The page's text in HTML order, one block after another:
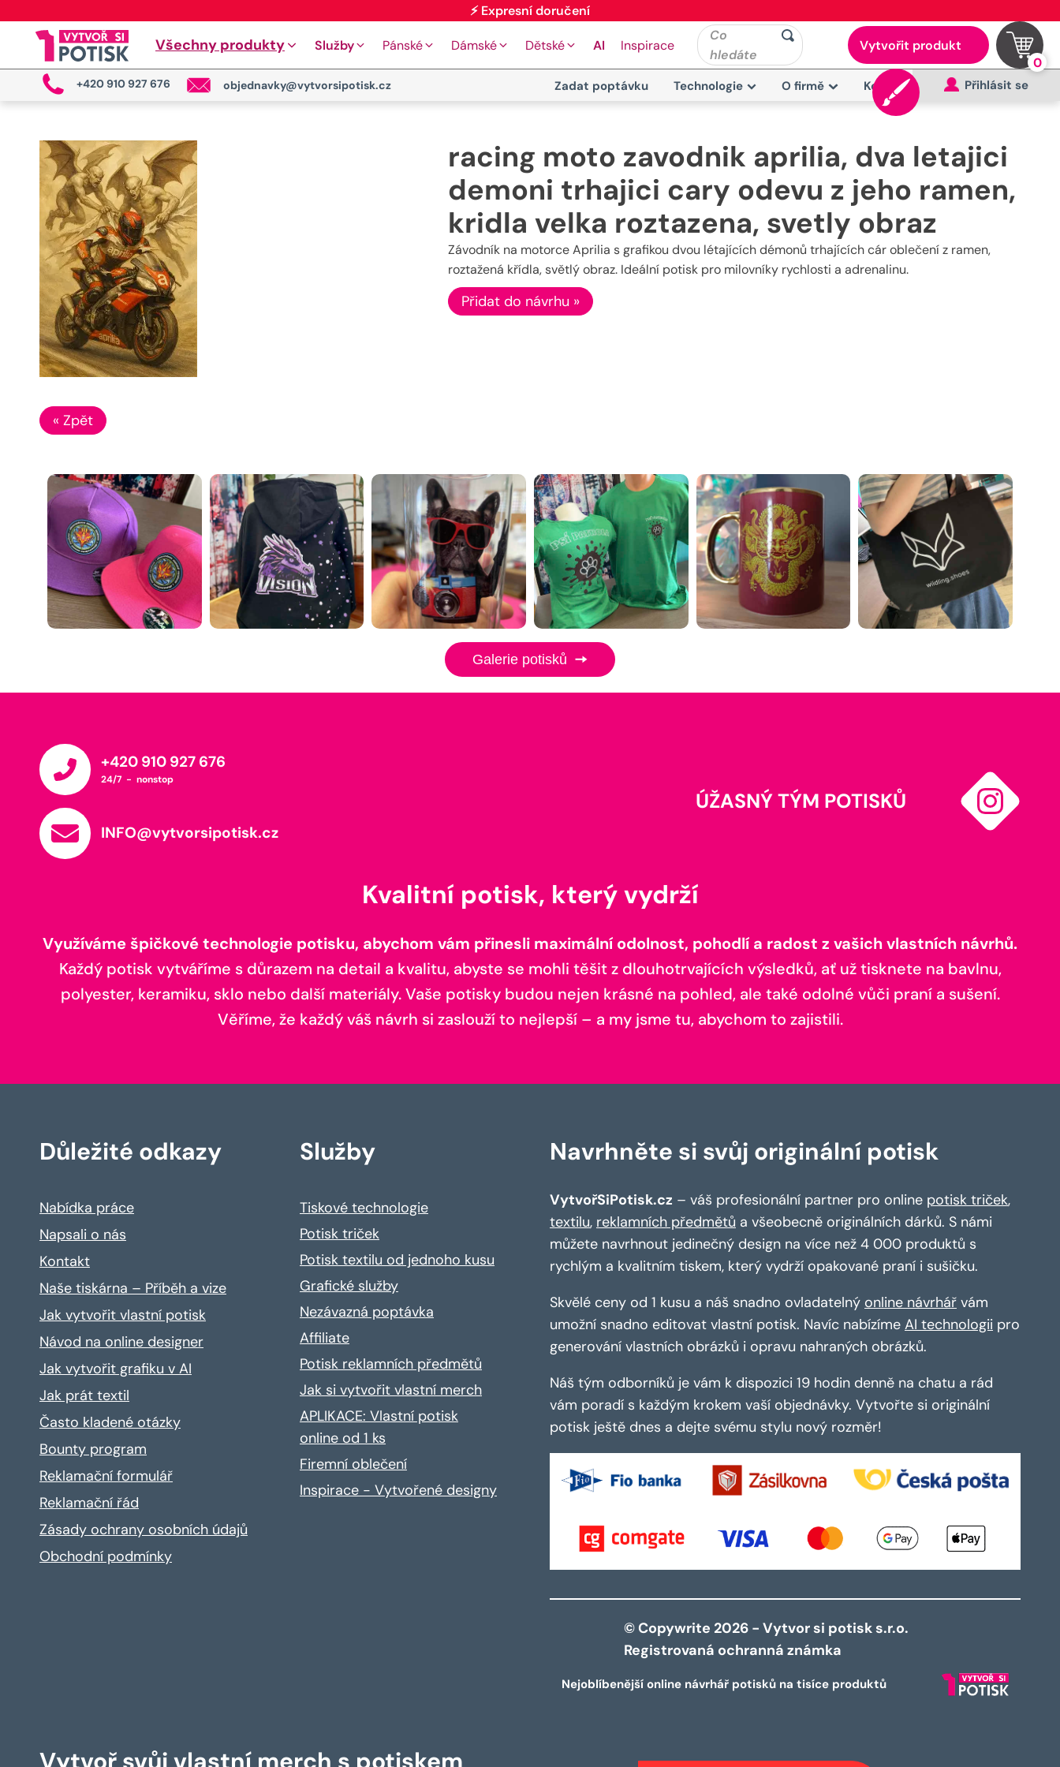
Všechny produkty Služby Pánské Dámské Dětské AI Inspirace
Co
hledáte
Vytvořit produkt
0
+420 910 927 676 objednavky@vytvorsipotisk.cz Zadat poptávku Technologie O firmě Kontakt Přihlásit se
racing moto zavodnik aprilia, dva letajici
demoni trhajici cary odevu z jeho ramen,
kridla velka roztazena, svetly obraz
Závodník na motorce Aprilia s grafikou dvou létajících démonů trhajících cár oblečení z ramen,
roztažená křídla, světlý obraz. Ideální potisk pro milovníky rychlosti a adrenalinu.
Přidat do návrhu »
« Zpět
Galerie potisků
+420 910 927 676
24/7 - nonstop
INFO@vytvorsipotisk.cz
ÚŽASNÝ TÝM POTISKŮ
Kvalitní potisk, který vydrží
Využíváme špičkové technologie potisku, abychom vám přinesli maximální odolnost, pohodlí a radost z vašich vlastních návrhů.
Každý potisk vytváříme s důrazem na detail a kvalitu, abyste se mohli těšit z dlouhotrvajících výsledků, ať už tisknete na bavlnu,
polyester, keramiku, sklo nebo další materiály. Vaše potisky budou nejen krásné na pohled, ale také odolné vůči praní a sušení.
Věříme, že každý váš návrh si zaslouží to nejlepší – a my jsme tu, abychom to zajistili.
Důležité odkazy
Nabídka práce
Napsali o nás
Kontakt
Naše tiskárna – Příběh a vize
Jak vytvořit vlastní potisk
Návod na online designer
Jak vytvořit grafiku v AI
Jak prát textil
Často kladené otázky
Bounty program
Reklamační formulář
Reklamační řád
Zásady ochrany osobních údajů
Obchodní podmínky
Služby
Tiskové technologie
Potisk triček
Potisk textilu od jednoho kusu
Grafické služby
Nezávazná poptávka
Affiliate
Potisk reklamních předmětů
Jak si vytvořit vlastní merch
APLIKACE: Vlastní potisk
online od 1 ks
Firemní oblečení
Inspirace - Vytvořené designy
Navrhněte si svůj originální potisk
VytvořSiPotisk.cz – váš profesionální partner pro online potisk triček,
textilu, reklamních předmětů a všeobecně originálních dárků. S námi
můžete navrhnout jedinečný design na více než 4 000 produktů s
rychlým a kvalitním tiskem, který vydrží opakované praní i sušičku.
Skvělé ceny od 1 kusu a náš snadno ovladatelný online návrhář vám
umožní snadno editovat vlastní potisk. Navíc nabízíme AI technologii pro
generování vlastních obrázků i opravu nahraných obrázků.
Náš tým odborníků je vám k dispozici 19 hodin denně na chatu a rád
vám poradí s každým krokem vaší objednávky. Vytvořte si originální
potisk ještě dnes a dejte svému stylu nový rozměr!
© Copywrite 2026 - Vytvor si potisk s.r.o.
Registrovaná ochranná známka
Nejoblíbenější online návrhář potisků na tisíce produktů